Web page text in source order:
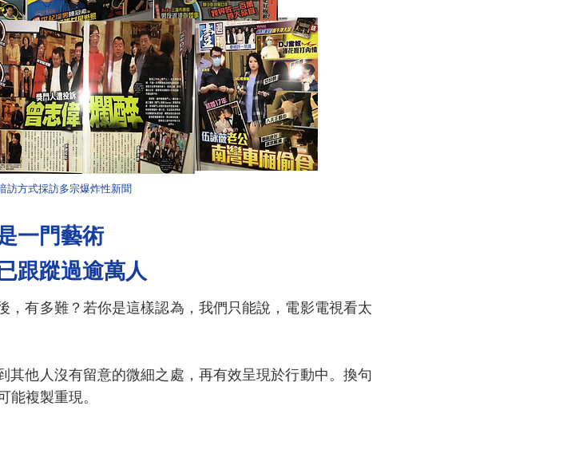
訪方式採訪多宗爆炸性新聞
一門藝術
跟蹤過逾萬人
多難？若你是這樣認為，我們只能說，電影電視看太
人沒有留意的微細之處，再有效呈現於行動中。換句
複製重現。